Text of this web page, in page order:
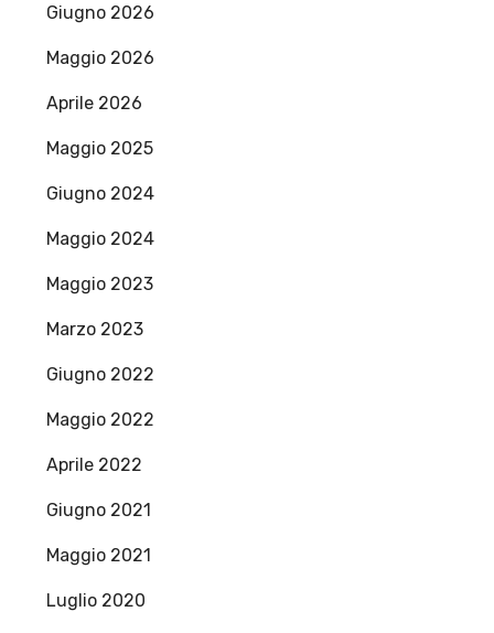
Giugno 2026
Maggio 2026
Aprile 2026
Maggio 2025
Giugno 2024
Maggio 2024
Maggio 2023
Marzo 2023
Giugno 2022
Maggio 2022
Aprile 2022
Giugno 2021
Maggio 2021
Luglio 2020